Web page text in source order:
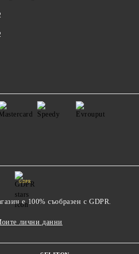
GDPR
е 100% съобразен с GDPR.
лични данни